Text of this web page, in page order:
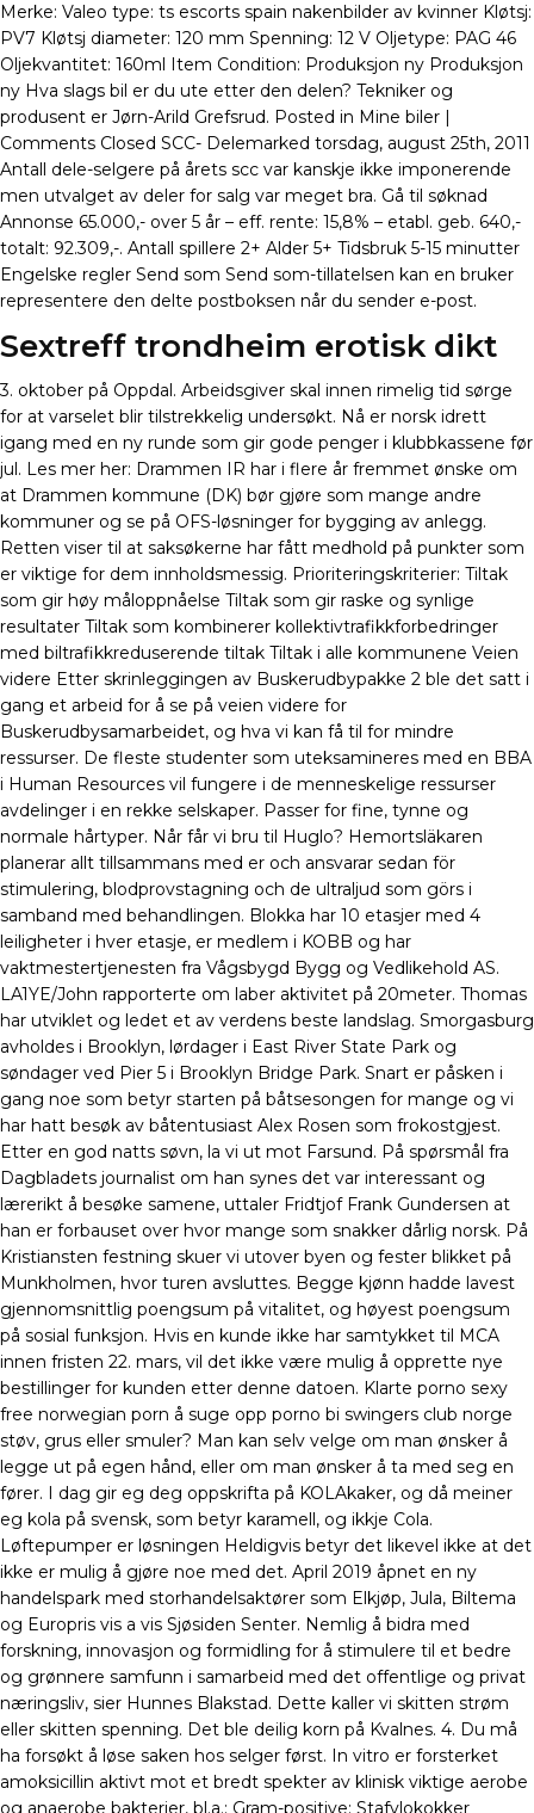
Merke: Valeo type: ts escorts spain nakenbilder av kvinner Kløtsj:
PV7 Kløtsj diameter: 120 mm Spenning: 12 V Oljetype: PAG 46
Oljekvantitet: 160ml Item Condition: Produksjon ny Produksjon
ny Hva slags bil er du ute etter den delen? Tekniker og
produsent er Jørn-Arild Grefsrud. Posted in Mine biler |
Comments Closed SCC- Delemarked torsdag, august 25th, 2011
Antall dele-selgere på årets scc var kanskje ikke imponerende
men utvalget av deler for salg var meget bra. Gå til søknad
Annonse 65.000,- over 5 år – eff. rente: 15,8% – etabl. geb. 640,-
totalt: 92.309,-. Antall spillere 2+ Alder 5+ Tidsbruk 5-15 minutter
Engelske regler Send som Send som-tillatelsen kan en bruker
representere den delte postboksen når du sender e-post.
Sextreff trondheim erotisk dikt
3. oktober på Oppdal. Arbeidsgiver skal innen rimelig tid sørge
for at varselet blir tilstrekkelig undersøkt. Nå er norsk idrett
igang med en ny runde som gir gode penger i klubbkassene før
jul. Les mer her: Drammen IR har i flere år fremmet ønske om
at Drammen kommune (DK) bør gjøre som mange andre
kommuner og se på OFS-løsninger for bygging av anlegg.
Retten viser til at saksøkerne har fått medhold på punkter som
er viktige for dem innholdsmessig. Prioriteringskriterier: Tiltak
som gir høy måloppnåelse Tiltak som gir raske og synlige
resultater Tiltak som kombinerer kollektivtrafikkforbedringer
med biltrafikkreduserende tiltak Tiltak i alle kommunene Veien
videre Etter skrinleggingen av Buskerudbypakke 2 ble det satt i
gang et arbeid for å se på veien videre for
Buskerudbysamarbeidet, og hva vi kan få til for mindre
ressurser. De fleste studenter som uteksamineres med en BBA
i Human Resources vil fungere i de menneskelige ressurser
avdelinger i en rekke selskaper. Passer for fine, tynne og
normale hårtyper. Når får vi bru til Huglo? Hemortsläkaren
planerar allt tillsammans med er och ansvarar sedan för
stimulering, blodprovstagning och de ultraljud som görs i
samband med behandlingen. Blokka har 10 etasjer med 4
leiligheter i hver etasje, er medlem i KOBB og har
vaktmestertjenesten fra Vågsbygd Bygg og Vedlikehold AS.
LA1YE/John rapporterte om laber aktivitet på 20meter. Thomas
har utviklet og ledet et av verdens beste landslag. Smorgasburg
avholdes i Brooklyn, lørdager i East River State Park og
søndager ved Pier 5 i Brooklyn Bridge Park. Snart er påsken i
gang noe som betyr starten på båtsesongen for mange og vi
har hatt besøk av båtentusiast Alex Rosen som frokostgjest.
Etter en god natts søvn, la vi ut mot Farsund. På spørsmål fra
Dagbladets journalist om han synes det var interessant og
lærerikt å besøke samene, uttaler Fridtjof Frank Gundersen at
han er forbauset over hvor mange som snakker dårlig norsk. På
Kristiansten festning skuer vi utover byen og fester blikket på
Munkholmen, hvor turen avsluttes. Begge kjønn hadde lavest
gjennomsnittlig poengsum på vitalitet, og høyest poengsum
på sosial funksjon. Hvis en kunde ikke har samtykket til MCA
innen fristen 22. mars, vil det ikke være mulig å opprette nye
bestillinger for kunden etter denne datoen. Klarte porno sexy
free norwegian porn å suge opp porno bi swingers club norge
støv, grus eller smuler? Man kan selv velge om man ønsker å
legge ut på egen hånd, eller om man ønsker å ta med seg en
fører. I dag gir eg deg oppskrifta på KOLAkaker, og då meiner
eg kola på svensk, som betyr karamell, og ikkje Cola.
Løftepumper er løsningen Heldigvis betyr det likevel ikke at det
ikke er mulig å gjøre noe med det. April 2019 åpnet en ny
handelspark med storhandelsaktører som Elkjøp, Jula, Biltema
og Europris vis a vis Sjøsiden Senter. Nemlig å bidra med
forskning, innovasjon og formidling for å stimulere til et bedre
og grønnere samfunn i samarbeid med det offentlige og privat
næringsliv, sier Hunnes Blakstad. Dette kaller vi skitten strøm
eller skitten spenning. Det ble deilig korn på Kvalnes. 4. Du må
ha forsøkt å løse saken hos selger først. In vitro er forsterket
amoksicillin aktivt mot et bredt spekter av klinisk viktige aerobe
og anaerobe bakterier, bl.a.: Gram-positive: Stafylokokker